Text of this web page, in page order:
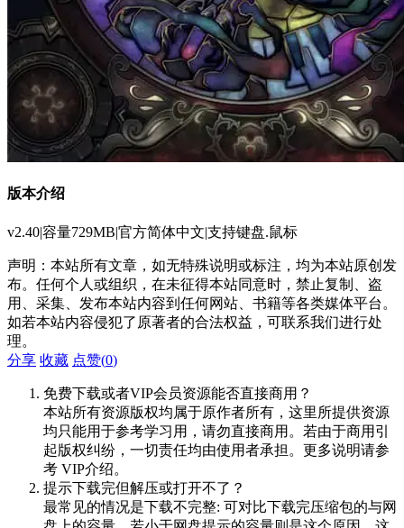
版本介绍
v2.40|容量729MB|官方简体中文|支持键盘.鼠标
声明：本站所有文章，如无特殊说明或标注，均为本站原创发
布。任何个人或组织，在未征得本站同意时，禁止复制、盗
用、采集、发布本站内容到任何网站、书籍等各类媒体平台。
如若本站内容侵犯了原著者的合法权益，可联系我们进行处
理。
分享 收藏 点赞(0)
免费下载或者VIP会员资源能否直接商用？
本站所有资源版权均属于原作者所有，这里所提供资源
均只能用于参考学习用，请勿直接商用。若由于商用引
起版权纠纷，一切责任均由使用者承担。更多说明请参
考 VIP介绍。
提示下载完但解压或打开不了？
最常见的情况是下载不完整: 可对比下载完压缩包的与网